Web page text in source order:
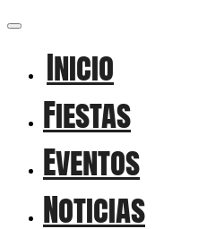
Inicio
Fiestas
Eventos
Noticias